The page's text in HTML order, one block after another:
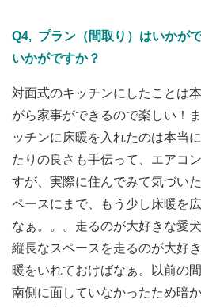
Q4, プラン（間取り）はいかが
いかがですか？
対面式のキッチンにしたことは
がら家事ができるので楽しい！
ッチンに床暖を入れたのは本当
たりの良さも手伝って、エアコ
すが、実際に住んでみて気づい
ペースにまで、もう少し床暖を
なぁ。。。走るのが大好きな愛
縦長なスペースを走るのが大好
暖をいれておけばなぁ。以前の
南側に面していなかったため暗